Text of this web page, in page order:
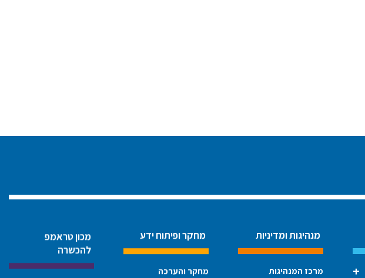
מנהיגות ומדיניות
מרכז המנהיגות
מחקר ופיתוח ידע
מחקר והערכה
מכון טראמפ
להכשרה